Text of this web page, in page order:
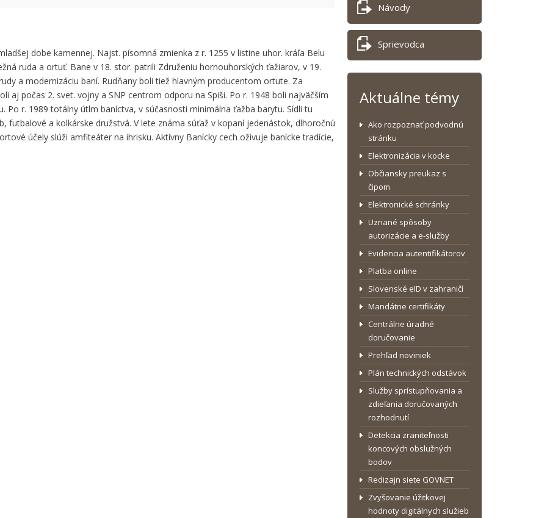
dobe kamennej. Najst. písomná zmienka z r. 1255 v listine uhor. kráľa Belu
ruda a ortuť. Bane v 18. stor. patrili Združeniu hornouhorských ťažiarov, v 19.
a modernizáciu baní. Rudňany boli tiež hlavným producentom ortute. Za
aj počas 2. svet. vojny a SNP centrom odporu na Spiši. Po r. 1948 boli najväčším
Po r. 1989 totálny útlm baníctva, v súčasnosti minimálna ťažba barytu. Sídli tu
futbalové a kolkárske družstvá. V lete známa súťaž v kopaní jedenástok, dlhoročnú
účely slúži amfiteáter na ihrisku. Aktívny Banícky cech oživuje banícke tradície,
Návody
Sprievodca
Aktuálne témy
Ako rozpoznať podvodnú
stránku
Elektronizácia v kocke
Občiansky preukaz s
čipom
Elektronické schránky
Uznané spôsoby
autorizácie a e-služby
Evidencia autentifikátorov
Platba online
Slovenské eID v zahraničí
Mandátne certifikáty
Centrálne úradné
doručovanie
Prehľad noviniek
Plán technických odstávok
Služby sprístupňovania a
zdieľania doručovaných
rozhodnutí
Detekcia zraniteľnosti
koncových obslužných
bodov
Redizajn siete GOVNET
Zvyšovanie úžitkovej
hodnoty digitálnych služieb